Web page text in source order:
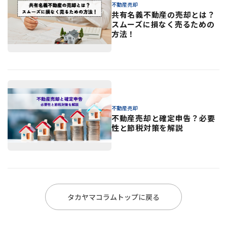
不動産売却
共有名義不動産の売却とは？
スムーズに損なく売るための
方法！
不動産売却
不動産売却と確定申告？必要
性と節税対策を解説
タカヤマコラムトップに戻る